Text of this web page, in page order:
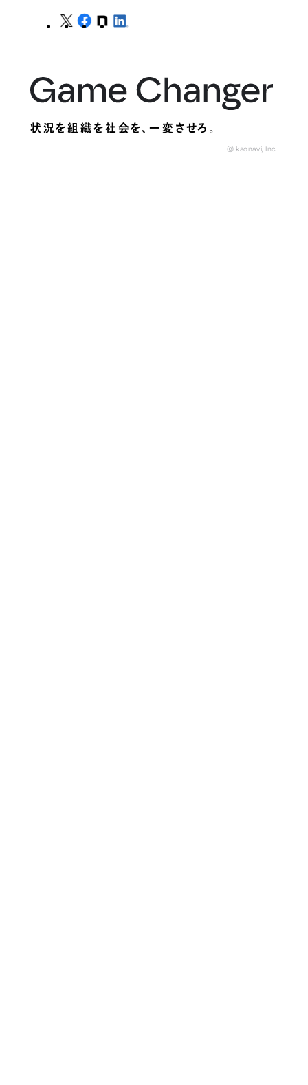
状況を組織を社会を、一変させろ。
© kaonavi, Inc